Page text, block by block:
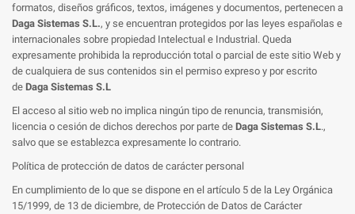
formatos, diseños gráficos, textos, imágenes y documentos, pertenecen a
Daga Sistemas S.L., y se encuentran protegidos por las leyes españolas e
internacionales sobre propiedad Intelectual e Industrial. Queda
expresamente prohibida la reproducción total o parcial de este sitio Web y
de cualquiera de sus contenidos sin el permiso expreso y por escrito
de Daga Sistemas S.L
El acceso al sitio web no implica ningún tipo de renuncia, transmisión,
licencia o cesión de dichos derechos por parte de Daga Sistemas S.L.,
salvo que se establezca expresamente lo contrario.
Política de protección de datos de carácter personal
En cumplimiento de lo que se dispone en el artículo 5 de la Ley Orgánica
15/1999, de 13 de diciembre, de Protección de Datos de Carácter